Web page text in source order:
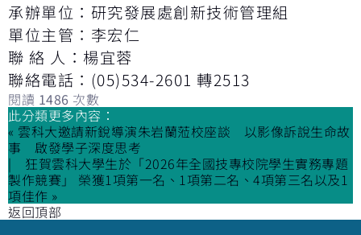
承辦單位：研究發展處創新技術管理組
單位主管：李宏仁
聯 絡 人：楊宜蓉
聯絡電話：(05)534-2601 轉2513
閱讀 1486 次數
此分類更多內容：
« 雲科大邀請新銳導演朱岩蘭蒞校座談 以影像訴說生命故
事 啟發學子深度思考
狂賀雲科大學生於「2026年全國技專校院學生實務專題
製作競賽」 榮獲1項第一名、1項第二名、4項第三名以及1
項佳作 »
返回頂部